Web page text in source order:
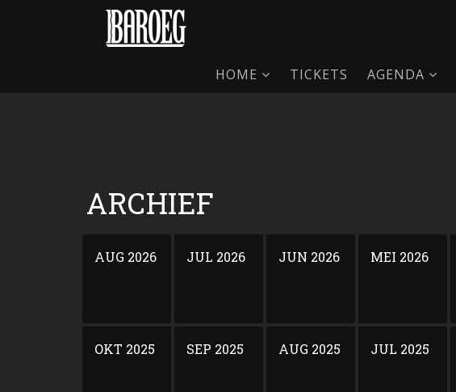
HOME TICKETS AGENDA
ARCHIEF
AUG 2026 JUL 2026 JUN 2026 MEI 2026
OKT 2025 SEP 2025 AUG 2025 JUL 2025